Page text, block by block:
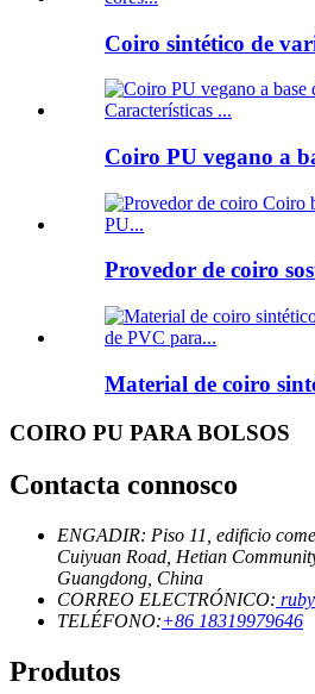
Coiro sintético de
Coiro PU vegano a
Provedor de coiro
Material de coiro
COIRO PU PARA BOLSOS
Contacta connosco
ENGADIR: Piso 11, edificio
Cuiyuan Road, Hetian
Guangdong, China
CORREO ELECTRÓNICO:
TELÉFONO:+86 18319979646
Produtos